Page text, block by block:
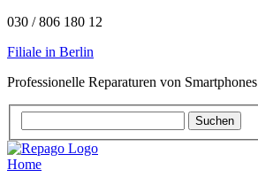
030 / 806 180 12
Filiale in Berlin
Professionelle Reparaturen von
Home